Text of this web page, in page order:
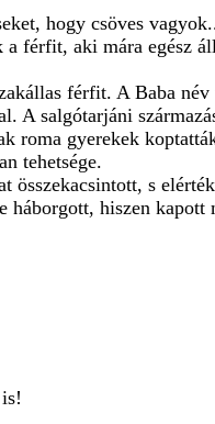
hogy csöves
férfit, aki mára egész
férfit. A Baba
A salgótarjáni
roma gyerekek
tehetsége.
összekacsintott, s
háborgott, hiszen